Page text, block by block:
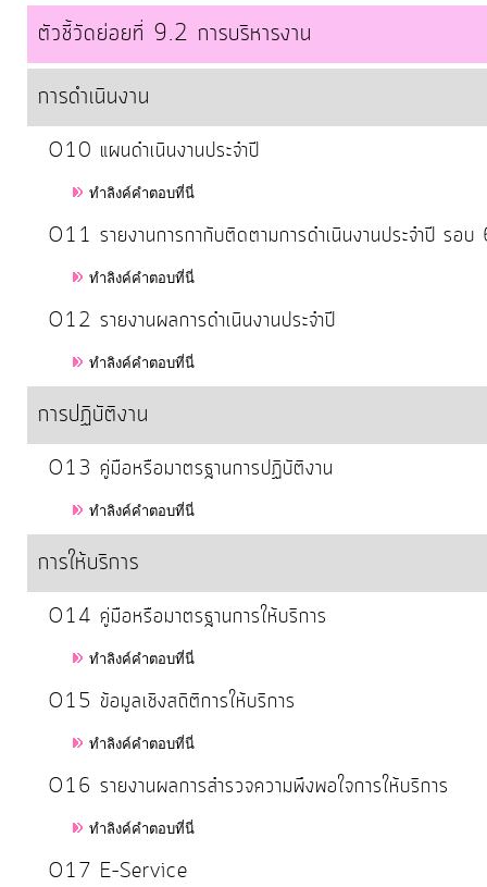
การ
คลัง
ป้องกัน
ทุจริต
การ
ป้องกัน
การ
ทุจริต
มาตรการ
ภายใน
ป้องกัน
การ
การ
ความ
โปร่งใส
ตัวชี้วัดย่อยที่ 9.2 การบริหารงาน
การดำเนินงาน
O10 แผนดำเนินงานประจำปี
ทำลิงค์คำตอบที่นี่
O11 รายงานการกากับติดตามการดำเนินงานประจำปี รอ
ทำลิงค์คำตอบที่นี่
O12 รายงานผลการดำเนินงานประจำปี
ทำลิงค์คำตอบที่นี่
การปฏิบัติงาน
O13 คู่มือหรือมาตรฐานการปฏิบัติงาน
ทำลิงค์คำตอบที่นี่
การให้บริการ
O14 คู่มือหรือมาตรฐานการให้บริการ
ทำลิงค์คำตอบที่นี่
O15 ข้อมูลเชิงสถิติการให้บริการ
ทำลิงค์คำตอบที่นี่
O16 รายงานผลการสำรวจความพึงพอใจการให้บริการ
ทำลิงค์คำตอบที่นี่
O17 E–Service